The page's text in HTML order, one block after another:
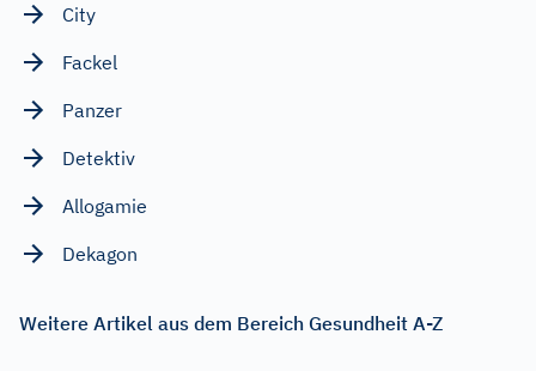
City
Fackel
Panzer
Detektiv
Allogamie
Dekagon
Weitere Artikel aus dem Bereich Gesundheit A-Z